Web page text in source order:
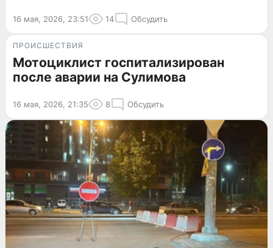
16 мая, 2026, 23:51 14 Обсудить
ПРОИСШЕСТВИЯ
Мотоциклист госпитализирован
после аварии на Сулимова
16 мая, 2026, 21:35 8 Обсудить